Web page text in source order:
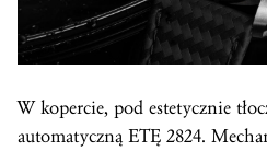
W kopercie, pod estetycznie
automatyczną ETĘ 2824.